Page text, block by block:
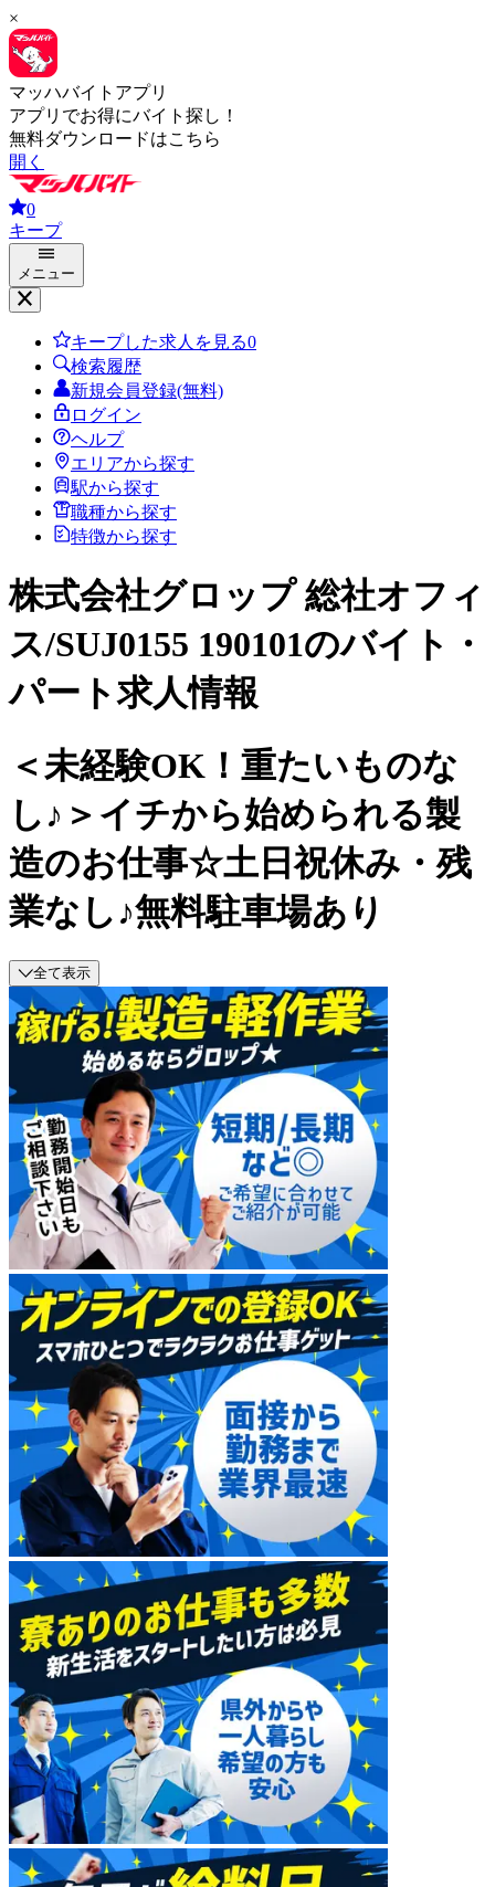
×
マッハバイトアプリ
アプリでお得にバイト探し！
無料ダウンロードはこちら
開く
0
キープ
メニュー
キープした求人を見る0
検索履歴
新規会員登録(無料)
ログイン
ヘルプ
エリアから探す
駅から探す
職種から探す
特徴から探す
株式会社グロップ 総社オフィ
ス/SUJ0155 190101のバイト・
パート求人情報
＜未経験OK！重たいものな
し♪＞イチから始められる製
造のお仕事☆土日祝休み・残
業なし♪無料駐車場あり
全て表示